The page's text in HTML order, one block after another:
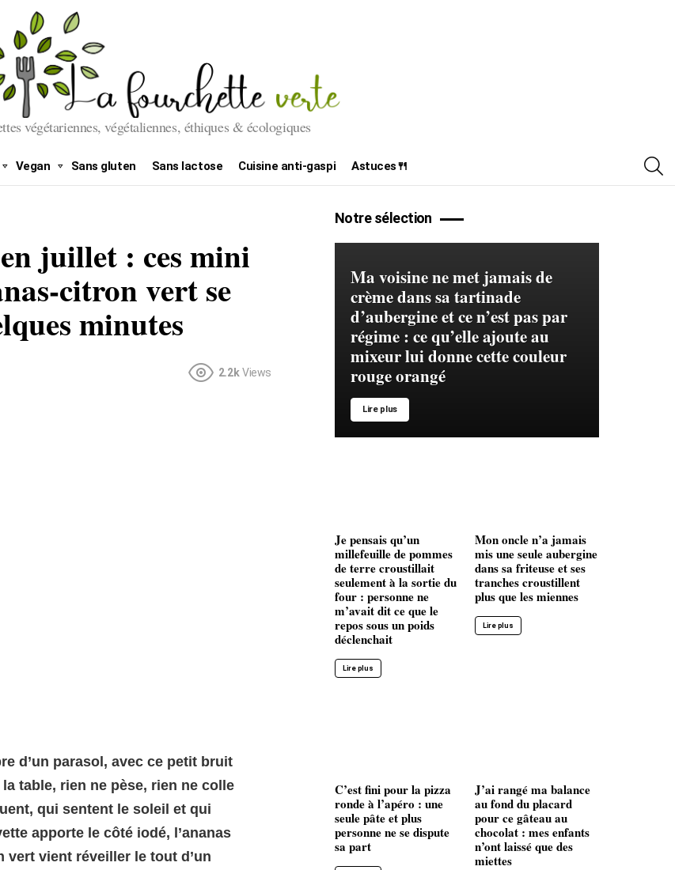
végétariennes, végétaliennes, éthiques & écologiques
Vegan Sans gluten Sans lactose Cuisine anti-gaspi Astuces🍴
juillet : ces mini
citron vert se
minutes
2.2k Views
d’un parasol, avec ce petit bruit
table, rien ne pèse, rien ne colle
qui sentent le soleil et qui
apporte le côté iodé, l’ananas
vert vient réveiller le tout d’un
Notre sélection
Ma voisine ne met jamais de
crème dans sa tartinade
d’aubergine et ce n’est pas par
régime : ce qu’elle ajoute au
mixeur lui donne cette couleur
rouge orangé
Lire plus
Je pensais qu’un
millefeuille de pommes
de terre croustillait
seulement à la sortie du
four : personne ne
m’avait dit ce que le
repos sous un poids
déclenchait
Lire plus
Mon oncle n’a jamais
mis une seule aubergine
dans sa friteuse et ses
tranches croustillent
plus que les miennes
Lire plus
C’est fini pour la pizza
ronde à l’apéro : une
seule pâte et plus
personne ne se dispute
sa part
J’ai rangé ma balance
au fond du placard
pour ce gâteau au
chocolat : mes enfants
n’ont laissé que des
miettes